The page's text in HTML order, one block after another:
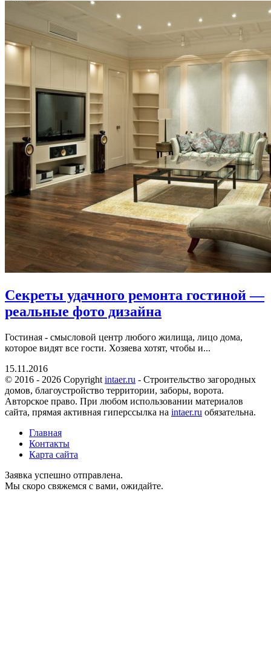
Секреты удачного ремонта гостиной —
реальные фото дизайна
Гостиная - смысловой центр любого жилища, лицо дома,
которое видят все гости. Хозяева хотят, чтобы и...
15.11.2016
© 2016 - 2026 Copyright intaer.ru - Cтроительство загородных
домов, благоустройство территории, заборы, ворота.
Авторское право. При любом использовании материалов
сайта, прямая активная гиперссылка на intaer.ru обязательна.
Главная
Контакты
Карта сайта
Заявка успешно отправлена.
Мы скоро свяжемся с вами, ожидайте.